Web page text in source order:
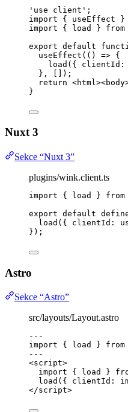
' use client ' ;
import { useEffect }
import { load } from
export default
useEffect ( () => {
load ({ clientId:
} ,
[]);
return <html ><body
}
Nuxt 3
Sekce “Nuxt 3”
plugins/wink.client.ts
import { load } from
export default
load ({ clientId:
});
Astro
Sekce “Astro”
src/layouts/Layout.astro
---
import { load } from
---
<script>
import { load }
load ({ clientId:
</script>